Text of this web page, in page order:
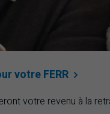
votreFERR
votre revenu à la